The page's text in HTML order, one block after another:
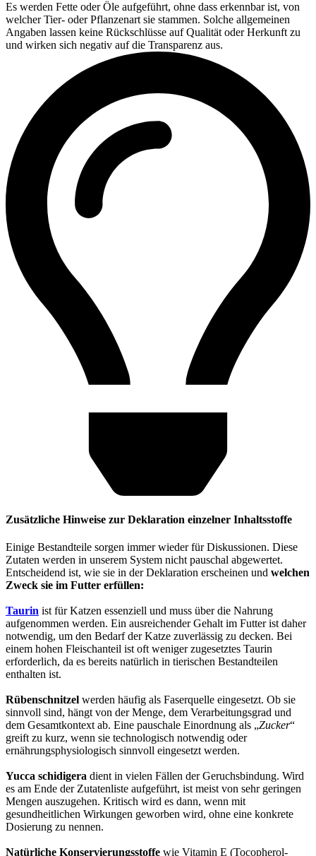
Es werden Fette oder Öle aufgeführt, ohne dass erkennbar ist, von
welcher Tier- oder Pflanzenart sie stammen. Solche allgemeinen
Angaben lassen keine Rückschlüsse auf Qualität oder Herkunft zu
und wirken sich negativ auf die Transparenz aus.
Zusätzliche Hinweise zur Deklaration einzelner Inhaltsstoffe
Einige Bestandteile sorgen immer wieder für Diskussionen. Diese
Zutaten werden in unserem System nicht pauschal abgewertet.
Entscheidend ist, wie sie in der Deklaration erscheinen und welchen
Zweck sie im Futter erfüllen:
Taurin ist für Katzen essenziell und muss über die Nahrung
aufgenommen werden. Ein ausreichender Gehalt im Futter ist daher
notwendig, um den Bedarf der Katze zuverlässig zu decken. Bei
einem hohen Fleischanteil ist oft weniger zugesetztes Taurin
erforderlich, da es bereits natürlich in tierischen Bestandteilen
enthalten ist.
Rübenschnitzel werden häufig als Faserquelle eingesetzt. Ob sie
sinnvoll sind, hängt von der Menge, dem Verarbeitungsgrad und
dem Gesamtkontext ab. Eine pauschale Einordnung als „Zucker“
greift zu kurz, wenn sie technologisch notwendig oder
ernährungsphysiologisch sinnvoll eingesetzt werden.
Yucca schidigera dient in vielen Fällen der Geruchsbindung. Wird
es am Ende der Zutatenliste aufgeführt, ist meist von sehr geringen
Mengen auszugehen. Kritisch wird es dann, wenn mit
gesundheitlichen Wirkungen geworben wird, ohne eine konkrete
Dosierung zu nennen.
Natürliche Konservierungsstoffe wie Vitamin E (Tocopherol-